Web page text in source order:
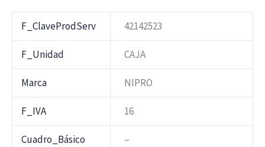
F_ClaveProdServ 42142523
F_Unidad CAJA
Marca NIPRO
F_IVA 16
Cuadro_Básico –